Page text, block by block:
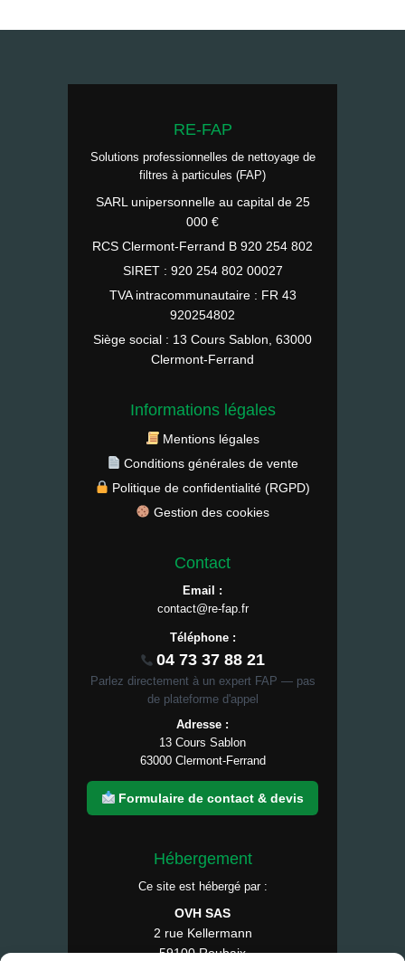
RE-FAP
Solutions professionnelles de nettoyage de
filtres à particules (FAP)
SARL unipersonnelle au capital de 25
000 €
RCS Clermont-Ferrand B 920 254 802
SIRET : 920 254 802 00027
TVA intracommunautaire : FR 43
920254802
Siège social : 13 Cours Sablon, 63000
Clermont-Ferrand
Informations légales
Mentions légales
Conditions générales de vente
Politique de confidentialité (RGPD)
Gestion des cookies
Contact
Email :
contact@re-fap.fr
Téléphone :
04 73 37 88 21
Parlez directement à un expert FAP — pas
de plateforme d'appel
Adresse :
13 Cours Sablon
63000 Clermont-Ferrand
Formulaire de contact & devis
Hébergement
Ce site est hébergé par :
OVH SAS
2 rue Kellermann
59100 Roubaix